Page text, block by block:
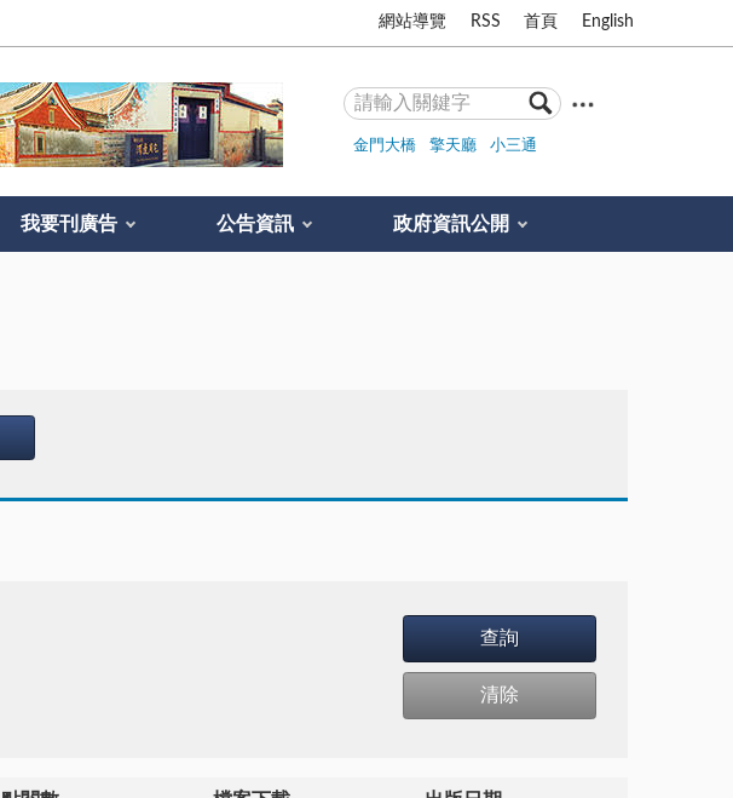
網站導覽 RSS 首頁 English
金門大橋 擎天廳 小三通
我要刊廣告 公告資訊 政府資訊公開